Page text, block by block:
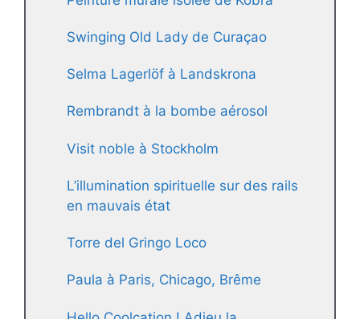
Swinging Old Lady de Curaçao
Selma Lagerlöf à Landskrona
Rembrandt à la bombe aérosol
Visit noble à Stockholm
L’illumination spirituelle sur des rails
en mauvais état
Torre del Gringo Loco
Paula à Paris, Chicago, Brême